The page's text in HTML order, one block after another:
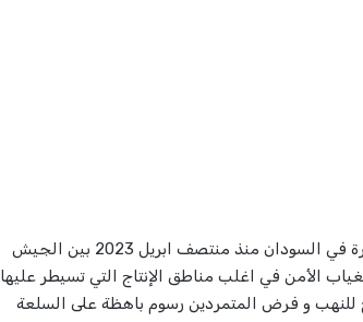
تأثر قطاع الصمغ كثيرا بفعل الحرب الدائرة في السودان منذ منتصف ابريل 2023 بين الجيش
الأمن في اغلب مناطق الإنتاج التي تسيطر عليها
و فرض المتمردين رسوم باهظة على السلعة